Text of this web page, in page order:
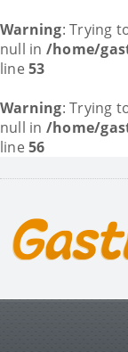
Warning: Trying
null in /home/
line53
Warning: Trying
null in /home/
line56